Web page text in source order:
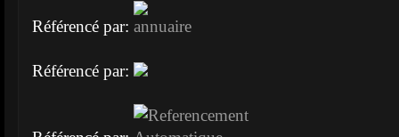
Référencé par:
Référencé par: